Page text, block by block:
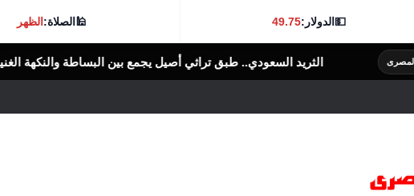
💵الدولار:49.75
🕌الصلاة:الظهر
طبق تراثي أصيل يجمع بين البساطة والنكهة الغنية الرأى العام المصرى بنسبة نجاح 84.04%..